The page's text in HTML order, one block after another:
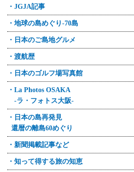
・JGJA記事
・地球の島めぐり-70島
・日本のご島地グルメ
・渡航歴
・日本のゴルフ場写真館
・La Photos OSAKA
-ラ・フォトス大阪-
・日本の島再発見
還暦の離島60めぐり
・新聞掲載記事など
・知って得する旅の知恵